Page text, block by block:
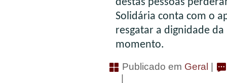
Solidária conta com o
resgatar a dignidade
momento.
Publicado em Geral